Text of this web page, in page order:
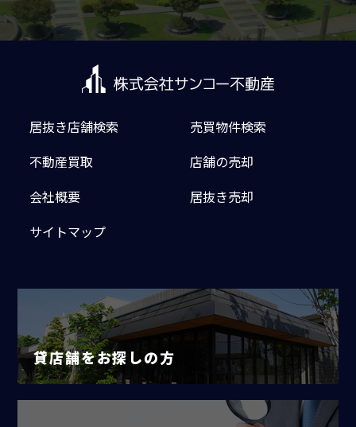
居抜き店舗検索
売買物件検索
不動産買取
店舗の売却
会社概要
居抜き売却
サイトマップ
貸店舗をお探しの方